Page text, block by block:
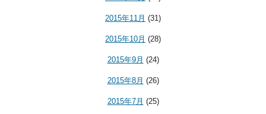
2015年11月 (31)
2015年10月 (28)
2015年9月 (24)
2015年8月 (26)
2015年7月 (25)